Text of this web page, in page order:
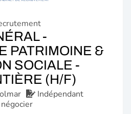
-
PATRIMOINE &
SOCIALE -
(H/F)
Indépendant